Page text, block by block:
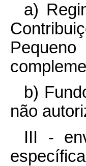
a)
b)
não
III -